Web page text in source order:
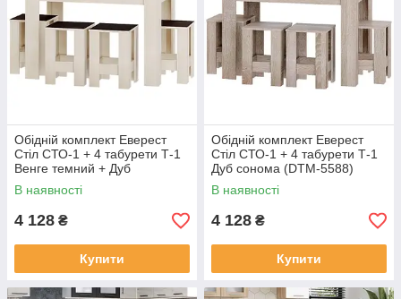
Обідній комплект Еверест
Стіл СТО-1 + 4 табурети Т-1
Венге темний + Дуб
молочний (DTM-5587)
В наявності
4 128 ₴
Купити
Обідній комплект Еверест
Стіл СТО-1 + 4 табурети Т-1
Дуб сонома (DTM-5588)
В наявності
4 128 ₴
Купити